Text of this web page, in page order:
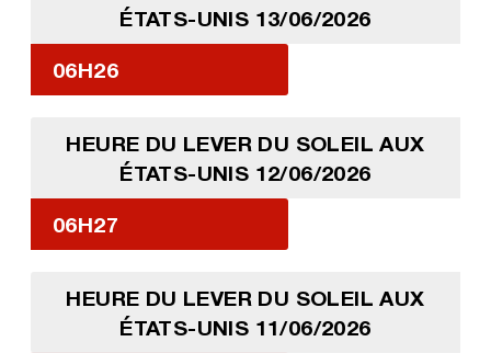
ÉTATS-UNIS 13/06/2026
06H26
HEURE DU LEVER DU SOLEIL AUX
ÉTATS-UNIS 12/06/2026
06H27
HEURE DU LEVER DU SOLEIL AUX
ÉTATS-UNIS 11/06/2026